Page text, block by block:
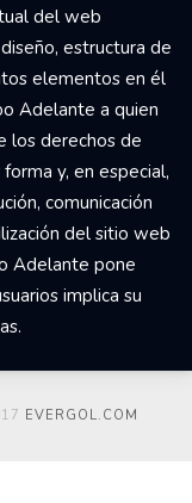
del web
estructura de
elementos en él
Adelante a quien
los derechos de
y, en especial,
comunicación
del sitio web
Adelante pone
implica su
EVERGOL.COM